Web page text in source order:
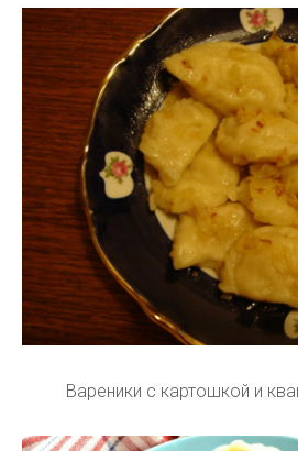
Вареники с картошкой и